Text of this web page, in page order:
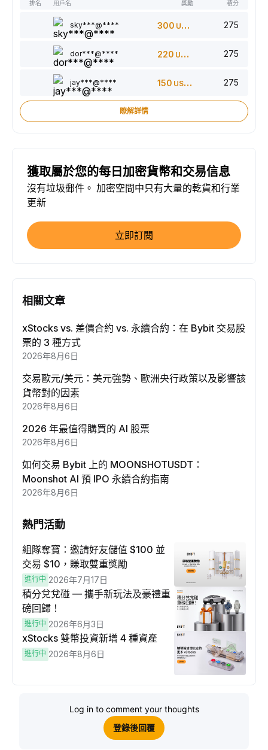
排名 用戶名 獎勵 積分
sky***@**** 300 USDT 275
dor***@**** 220 USDT 275
jay***@**** 150 USDT 275
瞭解詳情
獲取屬於您的每日加密貨幣和交易信息
沒有垃圾郵件。 加密空間中只有大量的乾貨和行業
更新
立即訂閱
相關文章
xStocks vs. 差價合約 vs. 永續合約：在 Bybit 交易股
票的 3 種方式
2026年8月6日
交易歐元/美元：美元強勢、歐洲央行政策以及影響該
貨幣對的因素
2026年8月6日
2026 年最值得購買的 AI 股票
2026年8月6日
如何交易 Bybit 上的 MOONSHOTUSDT：
Moonshot AI 預 IPO 永續合約指南
2026年8月6日
熱門活動
組隊奪寶：邀請好友儲值 $100 並
交易 $10，賺取雙重獎勵
進行中 2026年7月17日
積分兌兌碰 — 攜手新玩法及豪禮重
磅回歸！
進行中 2026年6月3日
xStocks 雙幣投資新增 4 種資產
進行中 2026年8月6日
Log in to comment your thoughts
登錄後回覆